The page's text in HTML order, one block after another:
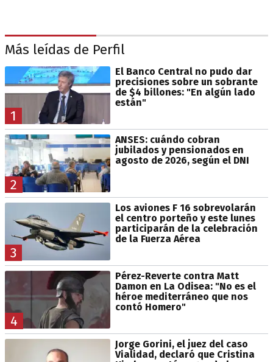
Más leídas de Perfil
1
El Banco Central no pudo dar
precisiones sobre un sobrante
de $4 billones: "En algún lado
están"
2
ANSES: cuándo cobran
jubilados y pensionados en
agosto de 2026, según el DNI
3
Los aviones F 16 sobrevolarán
el centro porteño y este lunes
participarán de la celebración
de la Fuerza Aérea
4
Pérez-Reverte contra Matt
Damon en La Odisea: "No es el
héroe mediterráneo que nos
contó Homero"
Jorge Gorini, el juez del caso
Vialidad, declaró que Cristina